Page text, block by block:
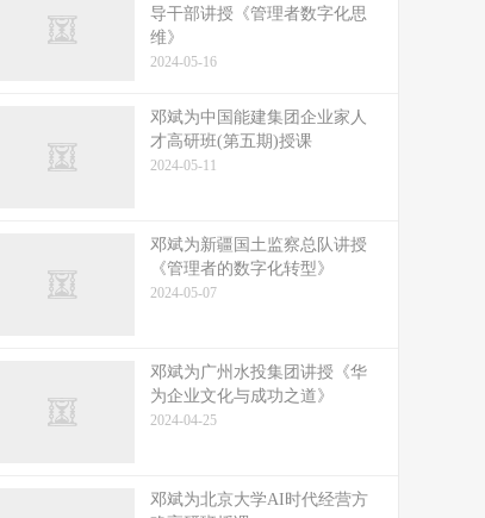
导干部讲授《管理者数字化思
维》
2024-05-16
邓斌为中国能建集团企业家人
才高研班(第五期)授课
2024-05-11
邓斌为新疆国土监察总队讲授
《管理者的数字化转型》
2024-05-07
邓斌为广州水投集团讲授《华
为企业文化与成功之道》
2024-04-25
邓斌为北京大学AI时代经营方